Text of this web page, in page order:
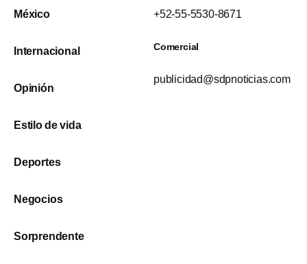
México
Internacional
Opinión
Estilo de vida
Deportes
Negocios
Sorprendente
+52-55-5530-8671
Comercial
publicidad@sdpnoticias.com